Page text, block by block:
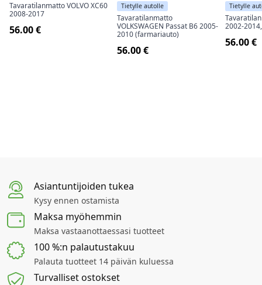
Tavaratilanmatto VOLVO XC60
2008-2017
56.00 €
Tietylle autolle
Tavaratilanmatto
VOLKSWAGEN Passat B6 2005-
2010 (farmariauto)
56.00 €
Tietylle
2002-
56.00 €
Asiantuntijoiden tukea
Kysy ennen ostamista
Maksa myöhemmin
Maksa vastaanottaessasi tuotteet
100 %:n palautustakuu
Palauta tuotteet 14 päivän kuluessa
Turvalliset ostokset